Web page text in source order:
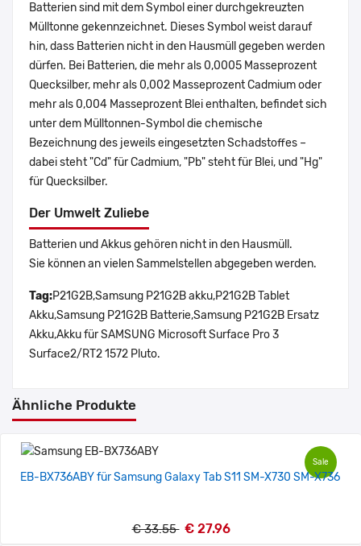
Batterien sind mit dem Symbol einer durchgekreuzten
Mülltonne gekennzeichnet. Dieses Symbol weist darauf
hin, dass Batterien nicht in den Hausmüll gegeben werden
dürfen. Bei Batterien, die mehr als 0,0005 Masseprozent
Quecksilber, mehr als 0,002 Masseprozent Cadmium oder
mehr als 0,004 Masseprozent Blei enthalten, befindet sich
unter dem Mülltonnen-Symbol die chemische
Bezeichnung des jeweils eingesetzten Schadstoffes –
dabei steht "Cd" für Cadmium, "Pb" steht für Blei, und "Hg"
für Quecksilber.
Der Umwelt Zuliebe
Batterien und Akkus gehören nicht in den Hausmüll.
Sie können an vielen Sammelstellen abgegeben werden.
Tag:P21G2B,Samsung P21G2B akku,P21G2B Tablet
Akku,Samsung P21G2B Batterie,Samsung P21G2B Ersatz
Akku,Akku für SAMSUNG Microsoft Surface Pro 3
Surface2/RT2 1572 Pluto.
Ähnliche Produkte
Sale
EB-BX736ABY für Samsung Galaxy Tab S11 SM-X730 SM-X736
€ 33.55 € 27.96